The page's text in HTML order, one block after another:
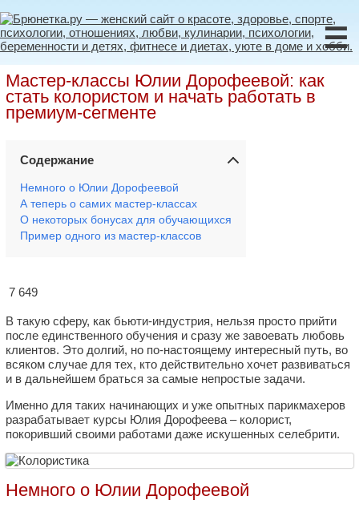
☰
Мастер-классы Юлии Дорофеевой: как
стать колористом и начать работать в
премиум-сегменте
Содержание
Немного о Юлии Дорофеевой
А теперь о самих мастер-классах
О некоторых бонусах для обучающихся
Пример одного из мастер-классов
7 649
В такую сферу, как бьюти-индустрия, нельзя просто прийти
после единственного обучения и сразу же завоевать любовь
клиентов. Это долгий, но по-настоящему интересный путь, во
всяком случае для тех, кто действительно хочет развиваться
и в дальнейшем браться за самые непростые задачи.
Именно для таких начинающих и уже опытных парикмахеров
разрабатывает курсы Юлия Дорофеева – колорист,
покоривший своими работами даже искушенных селебрити.
Немного о Юлии Дорофеевой